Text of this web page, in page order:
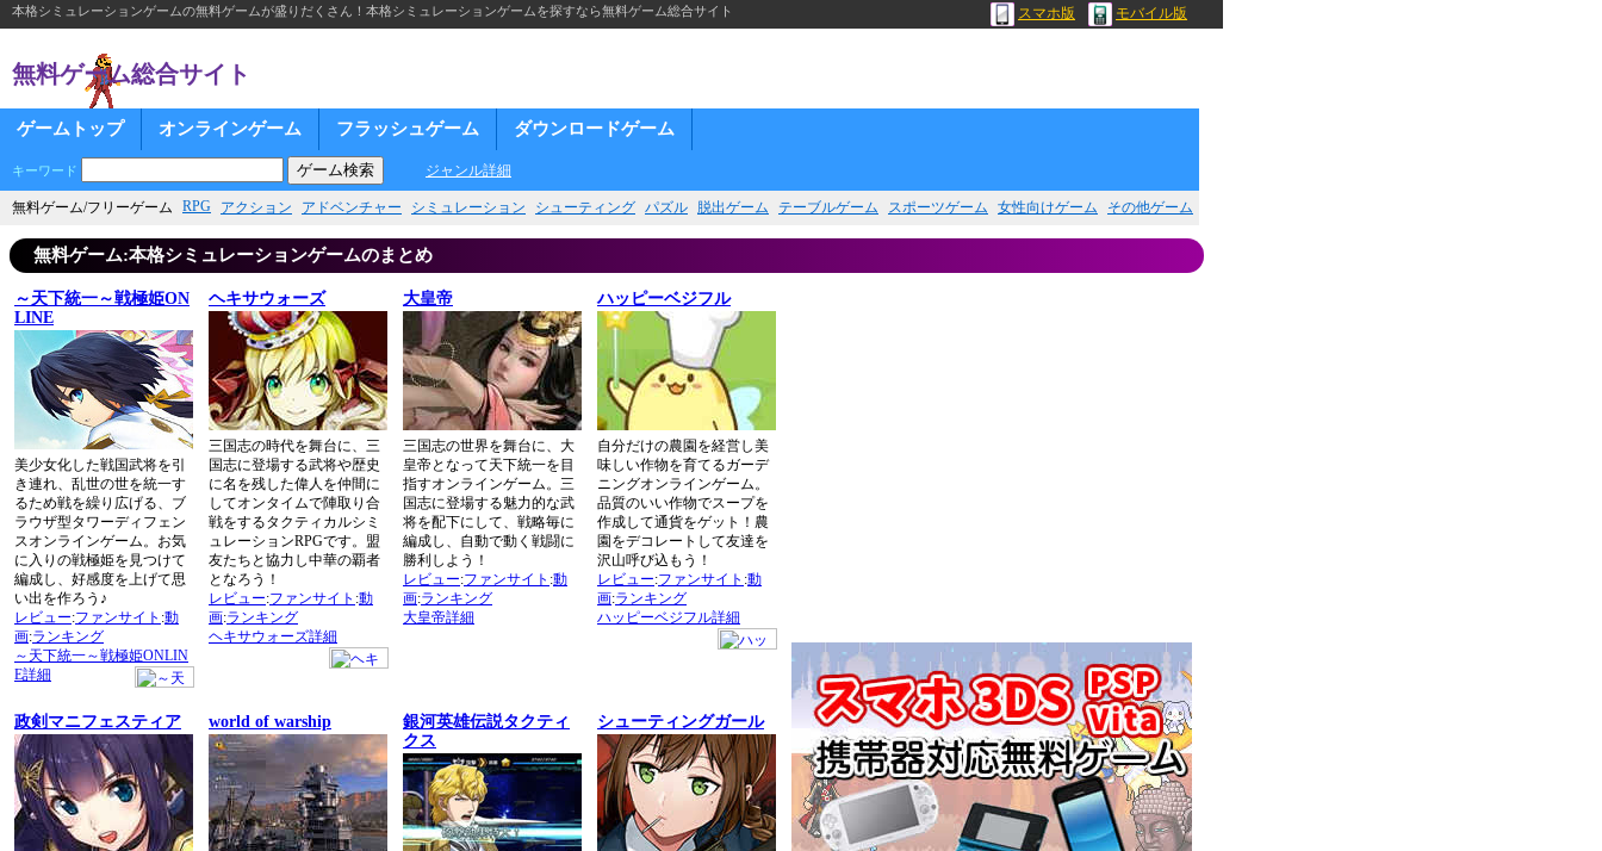
本格シミュレーションゲームの無料ゲームが盛りだくさん！本格シミュレーションゲームを探すなら無料ゲーム総合サイト スマホ版 モバイル版
無料ゲーム総合サイト
ゲームトップ オンラインゲーム フラッシュゲーム ダウンロードゲーム
キーワード ジャンル詳細
無料ゲーム/フリーゲーム RPG アクション アドベンチャー シミュレーション シューティング パズル 脱出ゲーム テーブルゲーム スポーツゲーム 女性向けゲーム その他ゲーム
無料ゲーム:本格シミュレーションゲームのまとめ
～天下統一～戦極姫ON
LINE
美少女化した戦国武将を引
き連れ、乱世の世を統一す
るため戦を繰り広げる、ブ
ラウザ型タワーディフェン
スオンラインゲーム。お気
に入りの戦極姫を見つけて
編成し、好感度を上げて思
い出を作ろう♪
レビュー:ファンサイト :動
画:ランキング
～天下統一～戦極姫ONLIN
E詳細
ヘキサウォーズ
三国志の時代を舞台に、三
国志に登場する武将や歴史
に名を残した偉人を仲間に
してオンタイムで陣取り合
戦をするタクティカルシミ
ュレーションRPGです。盟
友たちと協力し中華の覇者
となろう！
レビュー:ファンサイト :動
画:ランキング
ヘキサウォーズ詳細
大皇帝
三国志の世界を舞台に、大
皇帝となって天下統一を目
指すオンラインゲーム。三
国志に登場する魅力的な武
将を配下にして、戦略毎に
編成し、自動で動く戦闘に
勝利しよう！
レビュー:ファンサイト :動
画:ランキング
大皇帝詳細
ハッピーベジフル
自分だけの農園を経営し美
味しい作物を育てるガーデ
ニングオンラインゲーム。
品質のいい作物でスープを
作成して通貨をゲット！農
園をデコレートして友達を
沢山呼び込もう！
レビュー:ファンサイト :動
画:ランキング
ハッピーベジフル詳細
政剣マニフェスティア world of warship
銀河英雄伝説タクティ
クス
シューティングガール